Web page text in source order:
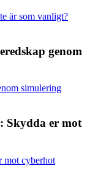
är som vanligt?
genom
simulering
Skydda er mot
mot cyberhot